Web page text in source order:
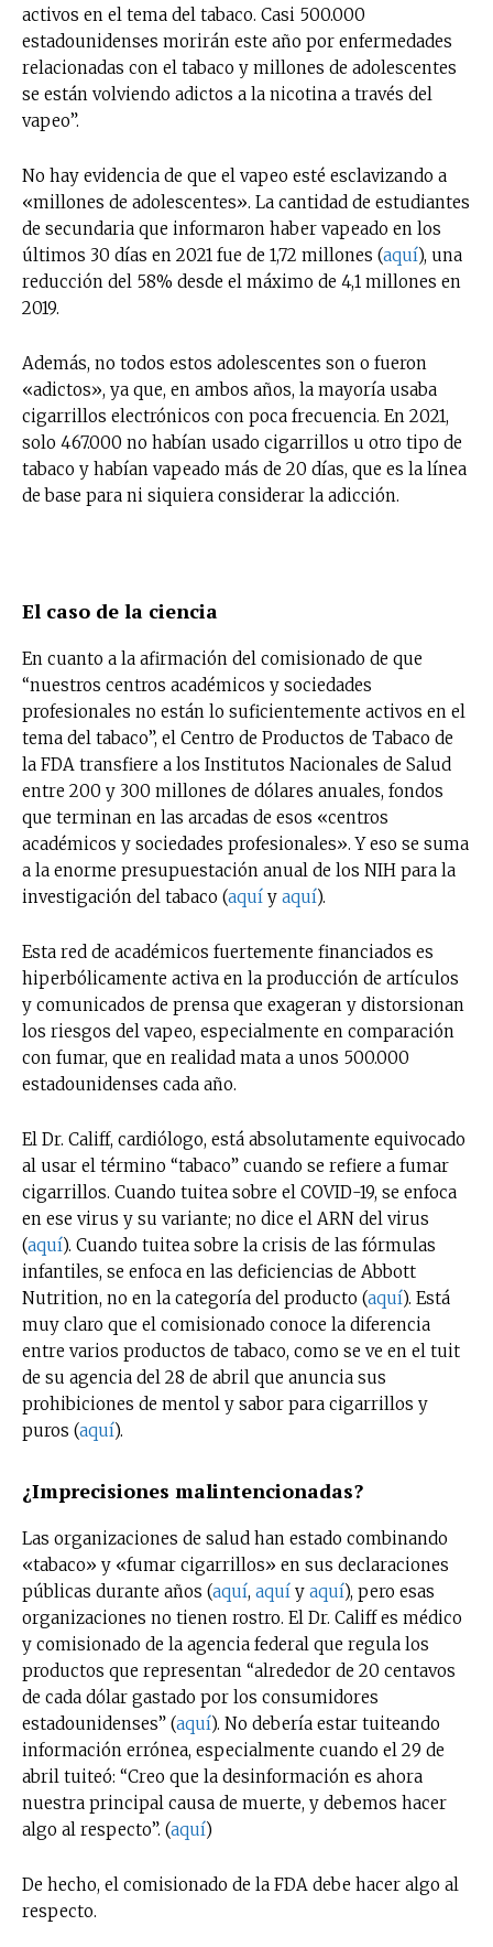
activos en el tema del tabaco. Casi 500.000
estadounidenses morirán este año por enfermedades
relacionadas con el tabaco y millones de adolescentes
se están volviendo adictos a la nicotina a través del
vapeo”.
No hay evidencia de que el vapeo esté esclavizando a
«millones de adolescentes». La cantidad de estudiantes
de secundaria que informaron haber vapeado en los
últimos 30 días en 2021 fue de 1,72 millones (aquí), una
reducción del 58% desde el máximo de 4,1 millones en
2019.
Además, no todos estos adolescentes son o fueron
«adictos», ya que, en ambos años, la mayoría usaba
cigarrillos electrónicos con poca frecuencia. En 2021,
solo 467.000 no habían usado cigarrillos u otro tipo de
tabaco y habían vapeado más de 20 días, que es la línea
de base para ni siquiera considerar la adicción.
El caso de la ciencia
En cuanto a la afirmación del comisionado de que
“nuestros centros académicos y sociedades
profesionales no están lo suficientemente activos en el
tema del tabaco”, el Centro de Productos de Tabaco de
la FDA transfiere a los Institutos Nacionales de Salud
entre 200 y 300 millones de dólares anuales, fondos
que terminan en las arcadas de esos «centros
académicos y sociedades profesionales». Y eso se suma
a la enorme presupuestación anual de los NIH para la
investigación del tabaco (aquí y aquí).
Esta red de académicos fuertemente financiados es
hiperbólicamente activa en la producción de artículos
y comunicados de prensa que exageran y distorsionan
los riesgos del vapeo, especialmente en comparación
con fumar, que en realidad mata a unos 500.000
estadounidenses cada año.
El Dr. Califf, cardiólogo, está absolutamente equivocado
al usar el término “tabaco” cuando se refiere a fumar
cigarrillos. Cuando tuitea sobre el COVID-19, se enfoca
en ese virus y su variante; no dice el ARN del virus
(aquí). Cuando tuitea sobre la crisis de las fórmulas
infantiles, se enfoca en las deficiencias de Abbott
Nutrition, no en la categoría del producto (aquí). Está
muy claro que el comisionado conoce la diferencia
entre varios productos de tabaco, como se ve en el tuit
de su agencia del 28 de abril que anuncia sus
prohibiciones de mentol y sabor para cigarrillos y
puros (aquí).
¿Imprecisiones malintencionadas?
Las organizaciones de salud han estado combinando
«tabaco» y «fumar cigarrillos» en sus declaraciones
públicas durante años (aquí, aquí y aquí), pero esas
organizaciones no tienen rostro. El Dr. Califf es médico
y comisionado de la agencia federal que regula los
productos que representan “alrededor de 20 centavos
de cada dólar gastado por los consumidores
estadounidenses” (aquí). No debería estar tuiteando
información errónea, especialmente cuando el 29 de
abril tuiteó: “Creo que la desinformación es ahora
nuestra principal causa de muerte, y debemos hacer
algo al respecto”. (aquí)
De hecho, el comisionado de la FDA debe hacer algo al
respecto.